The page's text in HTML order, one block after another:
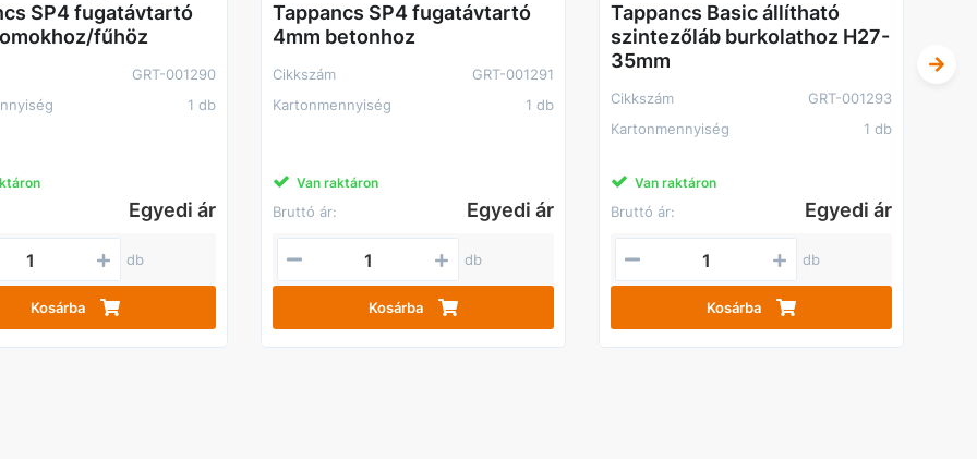
SP4 fugatávtartó
fűhöz
GRT-001290
1 db
Egyedi ár
db
Kosárba
Tappancs SP4 fugatávtartó
4mm betonhoz
Cikkszám
GRT-001291
Kartonmennyiség
1 db
Van raktáron
Bruttó ár: Egyedi ár
db
Kosárba
Tappancs Basic állítható
szintezőláb burkolathoz H27-
35mm
Cikkszám
GRT-001293
Kartonmennyiség
1 db
Van raktáron
Bruttó ár: Egyedi ár
db
Kosárba